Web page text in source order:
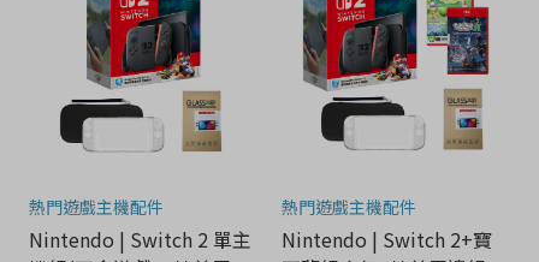
熱門遊戲主機配件
Nintendo | Switch 2 單主
熱門遊戲主機配件
Nintendo | Switch 2+寶